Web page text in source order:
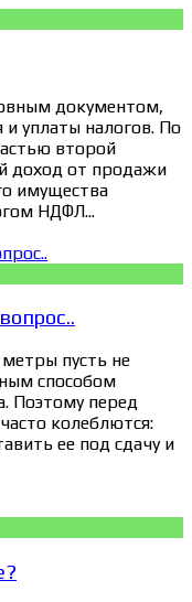
документом,
уплаты налогов. По
второй
доход от продажи
имущества
НДФЛ...
пусть не
способом
Поэтому перед
колеблются:
ее под сдачу и